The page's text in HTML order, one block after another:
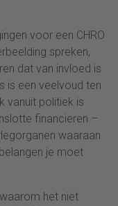
voor een CHRO
spreken,
dat van invloed is
is een veelvoud ten
vanuit politiek is
financieren –
waaraan
je moet
het niet